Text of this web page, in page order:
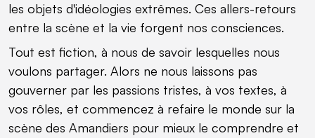
les objets d'idéologies extrêmes. Ces allers-retours
entre la scène et la vie forgent nos consciences.
Tout est fiction, à nous de savoir lesquelles nous
voulons partager. Alors ne nous laissons pas
gouverner par les passions tristes, à vos textes, à
vos rôles, et commencez à refaire le monde sur la
scène des Amandiers pour mieux le comprendre et